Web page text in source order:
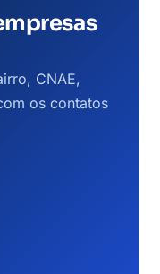
CNAE,
os contatos